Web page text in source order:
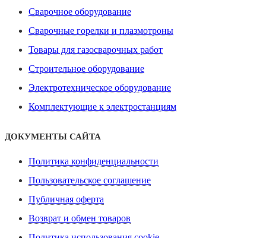
Сварочное оборудование
Сварочные горелки и плазмотроны
Товары для газосварочных работ
Строительное оборудование
Электротехническое оборудование
Комплектующие к электростанциям
ДОКУМЕНТЫ САЙТА
Политика конфиденциальности
Пользовательское соглашение
Публичная оферта
Возврат и обмен товаров